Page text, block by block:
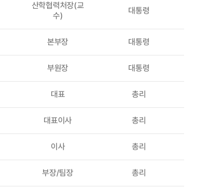
산학협력처장(교
수)
대통령
본부장 대통령
부원장 대통령
대표 총리
대표이사 총리
이사 총리
부장/팀장 총리